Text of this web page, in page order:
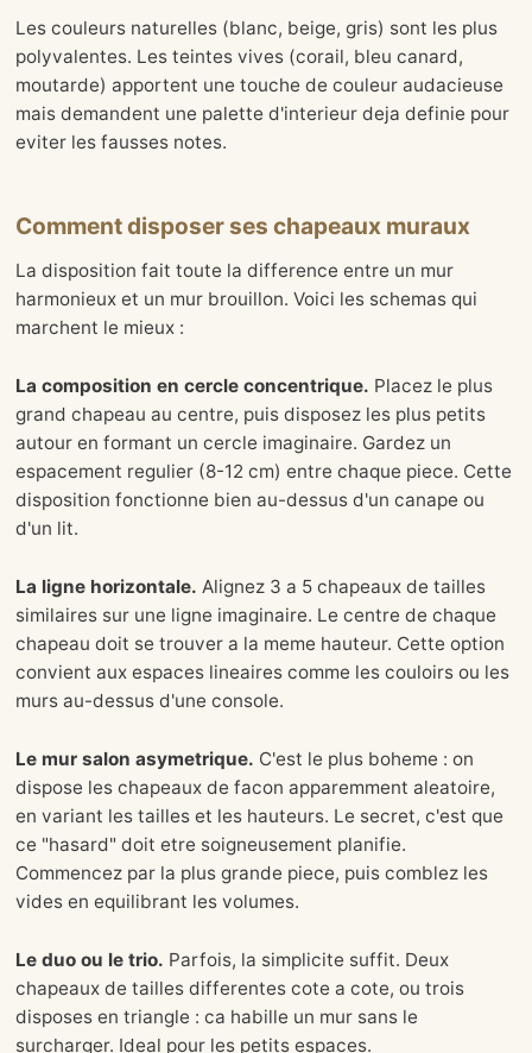
Les couleurs naturelles (blanc, beige, gris) sont les plus
polyvalentes. Les teintes vives (corail, bleu canard,
moutarde) apportent une touche de couleur audacieuse
mais demandent une palette d'interieur deja definie pour
eviter les fausses notes.
Comment disposer ses chapeaux muraux
La disposition fait toute la difference entre un mur
harmonieux et un mur brouillon. Voici les schemas qui
marchent le mieux :
La composition en cercle concentrique. Placez le plus
grand chapeau au centre, puis disposez les plus petits
autour en formant un cercle imaginaire. Gardez un
espacement regulier (8-12 cm) entre chaque piece. Cette
disposition fonctionne bien au-dessus d'un canape ou
d'un lit.
La ligne horizontale. Alignez 3 a 5 chapeaux de tailles
similaires sur une ligne imaginaire. Le centre de chaque
chapeau doit se trouver a la meme hauteur. Cette option
convient aux espaces lineaires comme les couloirs ou les
murs au-dessus d'une console.
Le mur salon asymetrique. C'est le plus boheme : on
dispose les chapeaux de facon apparemment aleatoire,
en variant les tailles et les hauteurs. Le secret, c'est que
ce "hasard" doit etre soigneusement planifie.
Commencez par la plus grande piece, puis comblez les
vides en equilibrant les volumes.
Le duo ou le trio. Parfois, la simplicite suffit. Deux
chapeaux de tailles differentes cote a cote, ou trois
disposes en triangle : ca habille un mur sans le
surcharger. Ideal pour les petits espaces.